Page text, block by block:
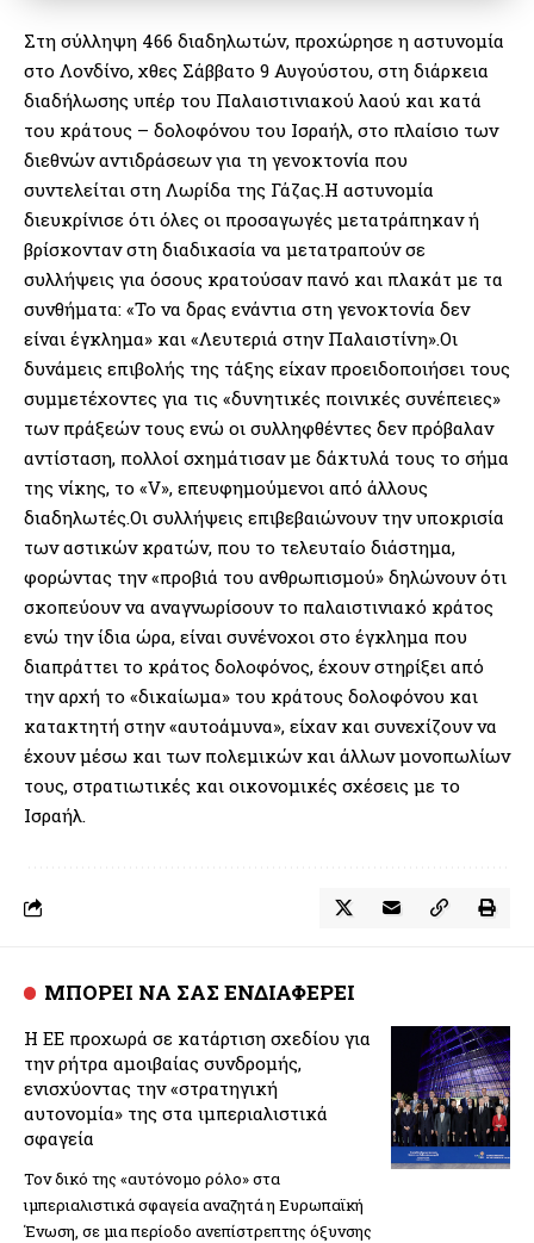
Στη σύλληψη 466 διαδηλωτών, προχώρησε η αστυνομία
στο Λονδίνο, χθες Σάββατο 9 Αυγούστου, στη διάρκεια
διαδήλωσης υπέρ του Παλαιστινιακού λαού και κατά
του κράτους – δολοφόνου του Ισραήλ, στο πλαίσιο των
διεθνών αντιδράσεων για τη γενοκτονία που
συντελείται στη Λωρίδα της Γάζας.Η αστυνομία
διευκρίνισε ότι όλες οι προσαγωγές μετατράπηκαν ή
βρίσκονταν στη διαδικασία να μετατραπούν σε
συλλήψεις για όσους κρατούσαν πανό και πλακάτ με τα
συνθήματα: «Το να δρας ενάντια στη γενοκτονία δεν
είναι έγκλημα» και «Λευτεριά στην Παλαιστίνη».Οι
δυνάμεις επιβολής της τάξης είχαν προειδοποιήσει τους
συμμετέχοντες για τις «δυνητικές ποινικές συνέπειες»
των πράξεών τους ενώ οι συλληφθέντες δεν πρόβαλαν
αντίσταση, πολλοί σχημάτισαν με δάκτυλά τους το σήμα
της νίκης, το «V», επευφημούμενοι από άλλους
διαδηλωτές.Οι συλλήψεις επιβεβαιώνουν την υποκρισία
των αστικών κρατών, που το τελευταίο διάστημα,
φορώντας την «προβιά του ανθρωπισμού» δηλώνουν ότι
σκοπεύουν να αναγνωρίσουν το παλαιστινιακό κράτος
ενώ την ίδια ώρα, είναι συνένοχοι στο έγκλημα που
διαπράττει το κράτος δολοφόνος, έχουν στηρίξει από
την αρχή το «δικαίωμα» του κράτους δολοφόνου και
κατακτητή στην «αυτοάμυνα», είχαν και συνεχίζουν να
έχουν μέσω και των πολεμικών και άλλων μονοπωλίων
τους, στρατιωτικές και οικονομικές σχέσεις με το
Ισραήλ.
ΜΠΟΡΕΙ ΝΑ ΣΑΣ ΕΝΔΙΑΦΕΡΕΙ
Η ΕΕ προχωρά σε κατάρτιση σχεδίου για
την ρήτρα αμοιβαίας συνδρομής,
ενισχύοντας την «στρατηγική
αυτονομία» της στα ιμπεριαλιστικά
σφαγεία
Τον δικό της «αυτόνομο ρόλο» στα
ιμπεριαλιστικά σφαγεία αναζητά η Ευρωπαϊκή
Ένωση, σε μια περίοδο ανεπίστρεπτης όξυνσης